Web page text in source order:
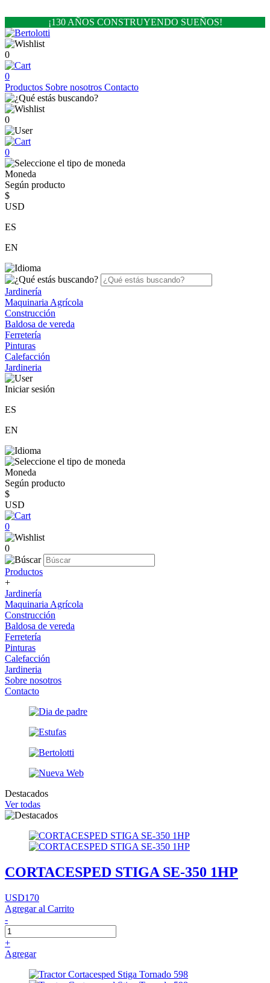
¡130 AÑOS CONSTRUYENDO SUEÑOS!
0
0
Productos Sobre nosotros Contacto
0
0
Moneda
Según producto
$
USD
ES
EN
Jardinería
Maquinaria Agrícola
Construcción
Baldosa de vereda
Ferretería
Pinturas
Calefacción
Jardineria
Iniciar sesión
ES
EN
Moneda
Según producto
$
USD
0
0
Productos
+
Jardinería
Maquinaria Agrícola
Construcción
Baldosa de vereda
Ferretería
Pinturas
Calefacción
Jardineria
Sobre nosotros
Contacto
Destacados
Ver todas
CORTACESPED STIGA SE-350 1HP
USD170
Agregar al Carrito
-
+
Agregar